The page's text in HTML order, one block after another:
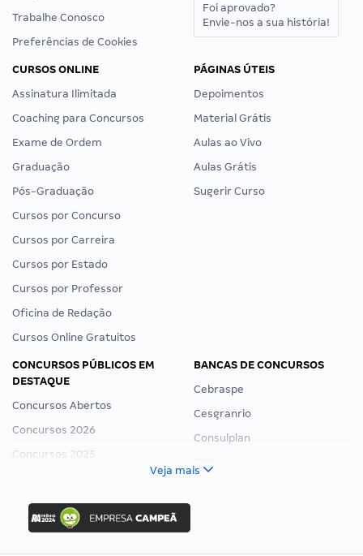
Trabalhe Conosco
Preferências de Cookies
Foi aprovado?
Envie-nos a sua história!
CURSOS ONLINE
Assinatura Ilimitada
Coaching para Concursos
Exame de Ordem
Graduação
Pós-Graduação
Cursos por Concurso
Cursos por Carreira
Cursos por Estado
Cursos por Professor
Oficina de Redação
Cursos Online Gratuitos
PÁGINAS ÚTEIS
Depoimentos
Material Grátis
Aulas ao Vivo
Aulas Grátis
Sugerir Curso
CONCURSOS PÚBLICOS EM
DESTAQUE
Concursos Abertos
Concursos 2026
Concursos 2025
Concurso Nacional Unificado
Concurso Ibama
Concurso MPU
Editais publicados
BANCAS DE CONCURSOS
Cebraspe
Cesgranrio
Consulplan
Veja mais